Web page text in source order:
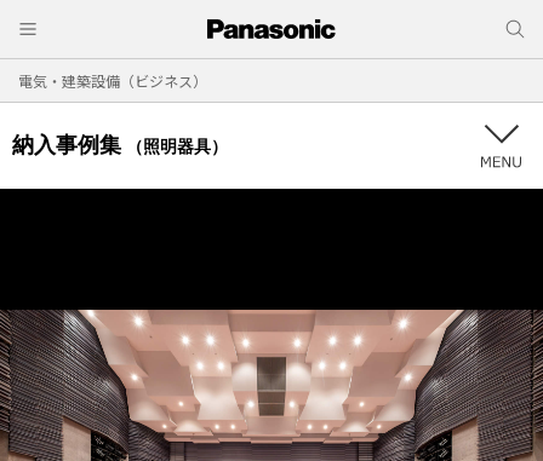
電気・建築設備（ビジネス）
納入事例集 （照明器具）